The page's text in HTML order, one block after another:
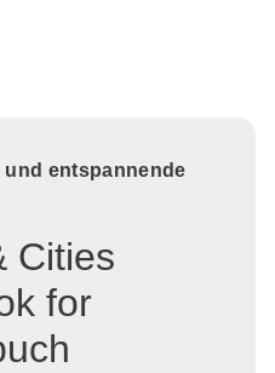
entspannende
Cities
for